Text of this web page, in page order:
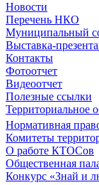
Новости
Перечень НКО
Муниципальный
Выставка-
Контакты
Фотоотчет
Видеоотчет
Полезные ссылки
Территориальное
Нормативная
Комитеты
О работе КТОСов
Общественная
Конкурс «Знай и